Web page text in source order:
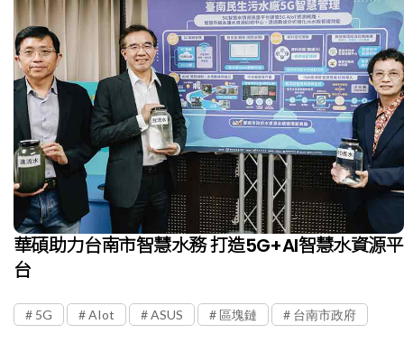
華碩助力台南市智慧水務 打造5G+AI智慧水資源平
台
5G AIot ASUS 區塊鏈 台南市政府